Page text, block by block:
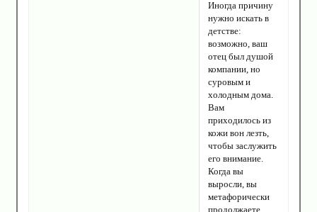
Иногда причину
нужно искать в
детстве:
возможно, ваш
отец был душой
компании, но
суровым и
холодным дома.
Вам
приходилось из
кожи вон лезть,
чтобы заслужить
его внимание.
Когда вы
выросли, вы
метафорически
продолжаете